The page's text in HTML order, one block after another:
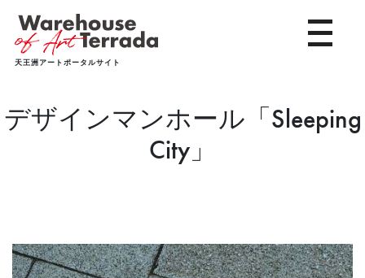
天王洲アートポータルサイト
toggle
デザインマンホール「Sleeping
City」